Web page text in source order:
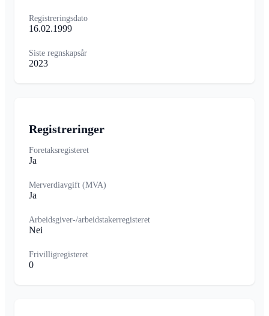
Registreringsdato
16.02.1999
Siste regnskapsår
2023
Registreringer
Foretaksregisteret
Ja
Merverdiavgift (MVA)
Ja
Arbeidsgiver-/arbeidstakerregisteret
Nei
Frivilligregisteret
0